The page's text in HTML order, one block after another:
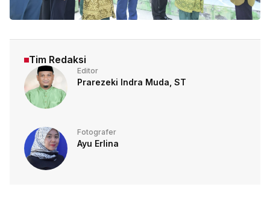
Tim Redaksi
Editor
Prarezeki Indra Muda, ST
Fotografer
Ayu Erlina